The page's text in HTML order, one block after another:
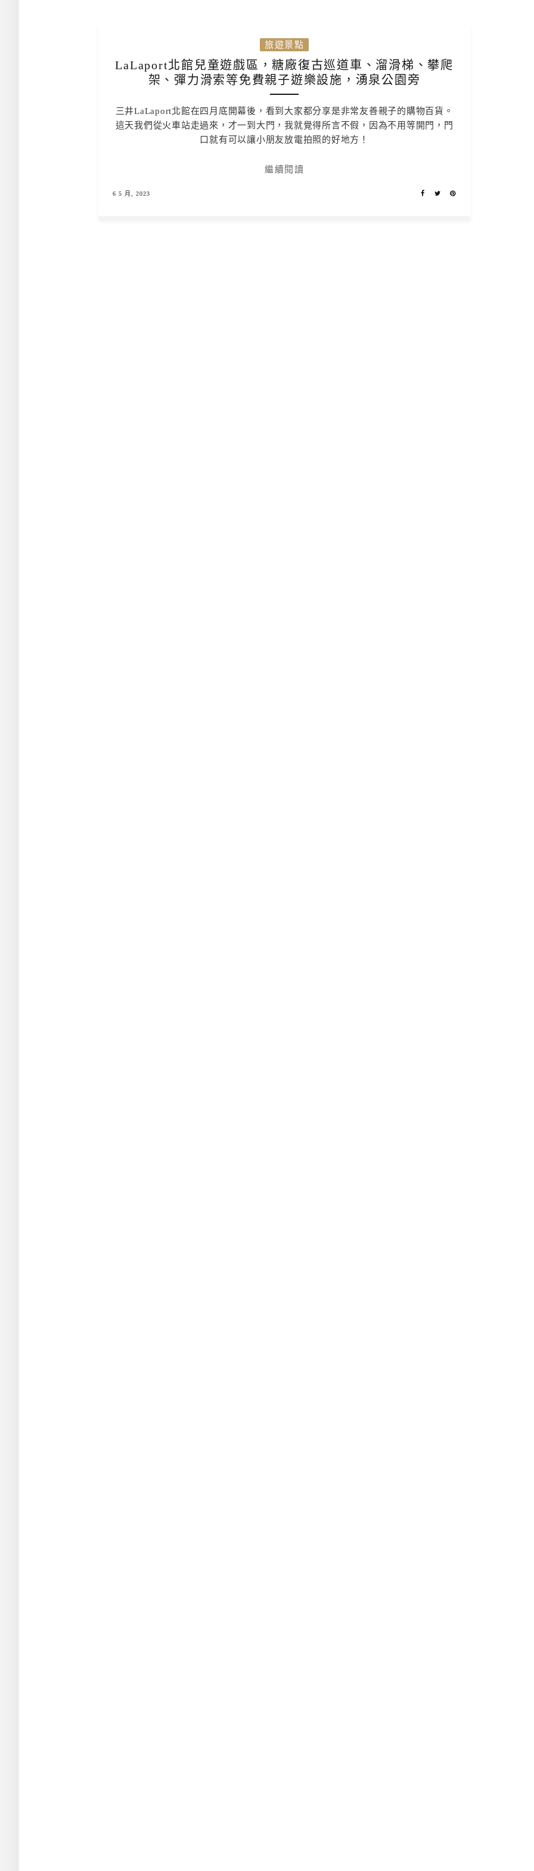
旅遊景點
LaLaport北館兒童遊戲區，糖廠復古巡道車、溜滑梯、攀爬
架、彈力滑索等免費親子遊樂設施，湧泉公園旁
三井LaLaport北館在四月底開幕後，看到大家都分享是非常友善親子的購物百貨。
這天我們從火車站走過來，才一到大門，我就覺得所言不假，因為不用等開門，門
口就有可以讓小朋友放電拍照的好地方！
繼續閱讀
6 5 月, 2023